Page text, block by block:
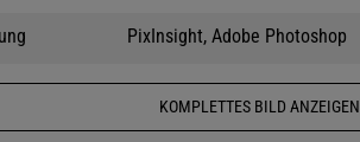
PixInsight, Adobe Photoshop
KOMPLETTES BILD ANZEIGEN